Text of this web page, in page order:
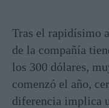
Tras el rapidísimo
de la compañía
los 300 dólares,
comenzó el año,
diferencia implica